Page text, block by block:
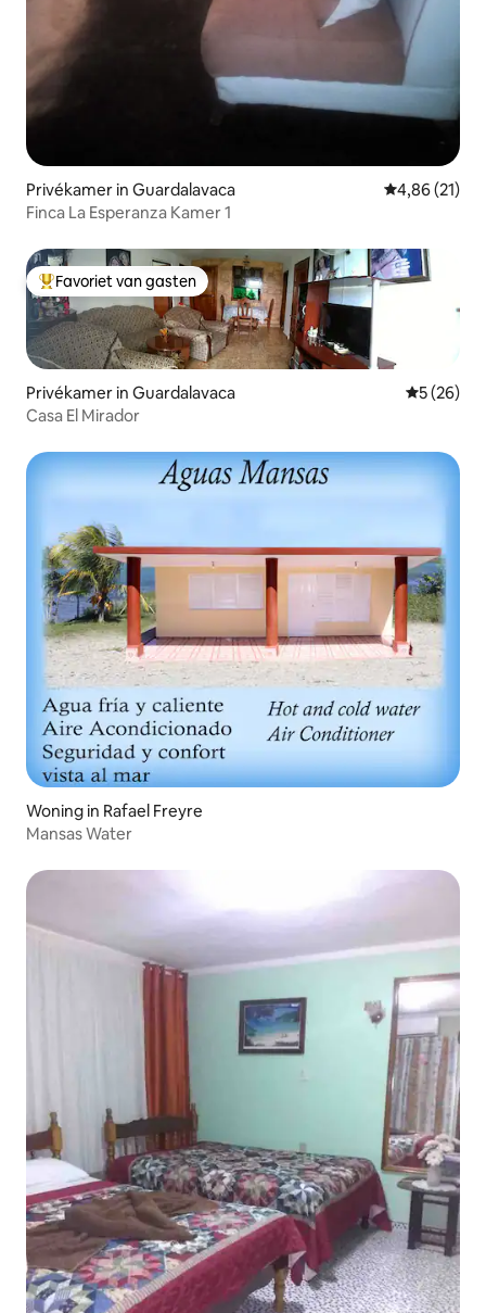
Privékamer in Guardalavaca Gemiddelde
4,86 (21)
Finca La Esperanza Kamer 1
Topfavoriet van gasten
Favoriet van gasten
Privékamer in Guardalavaca
5 (26)
Casa El Mirador
Woning in Rafael Freyre
Mansas Water